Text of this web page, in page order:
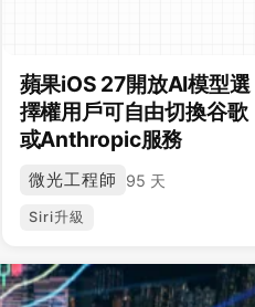
蘋果iOS 27開放AI模型選
擇權用戶可自由切換谷歌
或Anthropic服務
微光工程師 95 天
Siri升級